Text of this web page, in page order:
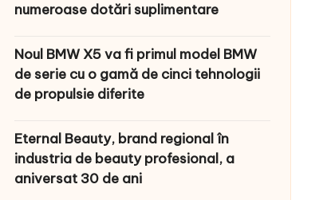
numeroase dotări suplimentare
Noul BMW X5 va fi primul model BMW
de serie cu o gamă de cinci tehnologii
de propulsie diferite
Eternal Beauty, brand regional în
industria de beauty profesional, a
aniversat 30 de ani